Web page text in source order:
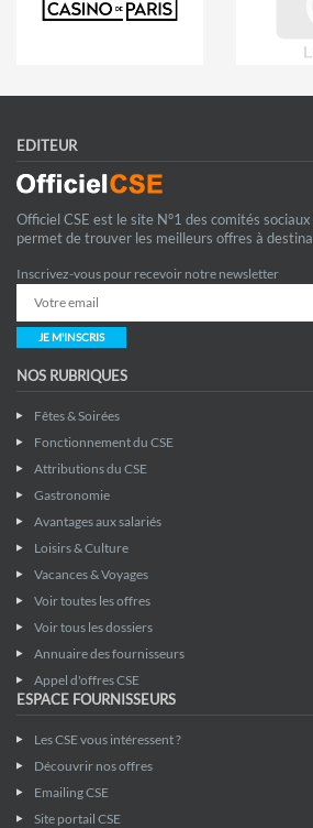
EDITEUR
Officiel CSE est le site N°1 des comités
permet de trouver les meilleurs offres à
Inscrivez-vous pour recevoir notre newsletter
JE M'INSCRIS
NOS RUBRIQUES
Fêtes & Soirées
Fonctionnement du CSE
Attributions du CSE
Gastronomie
Avantages aux salariés
Loisirs & Culture
Vacances & Voyages
Voir toutes les offres
Voir tous les dossiers
Annuaire des fournisseurs
Appel d'offres CSE
ESPACE FOURNISSEURS
Les CSE vous intéressent ?
Découvrir nos offres
Emailing CSE
Site portail CSE